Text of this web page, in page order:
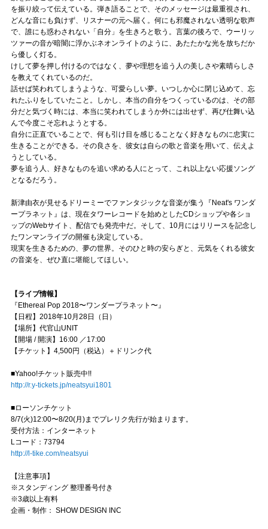
を振り絞って伝えている。弾き語ることで、そのメッセージは最重視され、
どんな音にも負けず、リスナーの元へ届く。何にも邪魔されない透明な歌声
で、誰にも惑わされない「自分」を生きろと歌う。言葉の後ろで、ウーリッ
ツァーの音が暗闇に浮かぶネオンライトのように、あたたかな光を放ちだか
ら優しく灯る。
けして夢を押し付けるのではなく、夢や理想を追う人の美しさや素晴らしさ
を教えてくれているのだ。
話せば笑われてしまうような、可愛らしい夢。いつしか心に閉じ込めて、忘
れたふりをしていたこと。しかし、本当の自分をつくっているのは、その部
分だと気づく時には、本当に笑われてしまうか外には出せず、再び仕舞い込
んで今度こそ忘れようとする。
自分に正直でいることで、何も引け目を感じることなく好きなものに忠実に
生きることができる。その良さを、彼女は自らの歌と音楽を用いて、伝えよ
うとしている。
夢を追う人、好きなものを追い求める人にとって、これ以上ない応援ソング
となるだろう。
新津由衣が見せるドリーミーでファンタジックな音楽が集う『Neat's ワンダ
ープラネット』は、現在タワーレコードを始めとしたCDショップや各ショ
ップのWebサイト、配信でも発売中だ。そして、10月にはリリースを記念し
たワンマンライブの開催も決定している。
現実を生きるための、夢の世界。そのひと時の安らぎと、元気をくれる彼女
の音楽を、ぜひ直に堪能してほしい。
【ライブ情報】
『Ethereal Pop 2018〜ワンダープラネット〜』
【日程】2018年10月28日（日）
【場所】代官山UNIT
【開場 / 開演】16:00 ／17:00
【チケット】4,500円（税込）＋ドリンク代
■Yahoo!チケット販売中!!
http://r.y-tickets.jp/neatsyui1801
■ローソンチケット
8/7(火)12:00〜8/20(月)までプレリク先行が始まります。
受付方法：インターネット
Lコード：73794
http://l-tike.com/neatsyui
【注意事項】
※スタンディング 整理番号付き
※3歳以上有料
企画・制作： SHOW DESIGN INC